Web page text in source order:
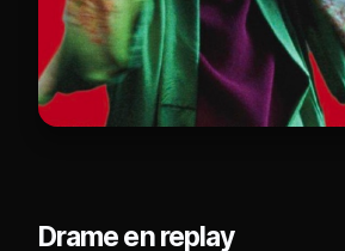
Drame en replay